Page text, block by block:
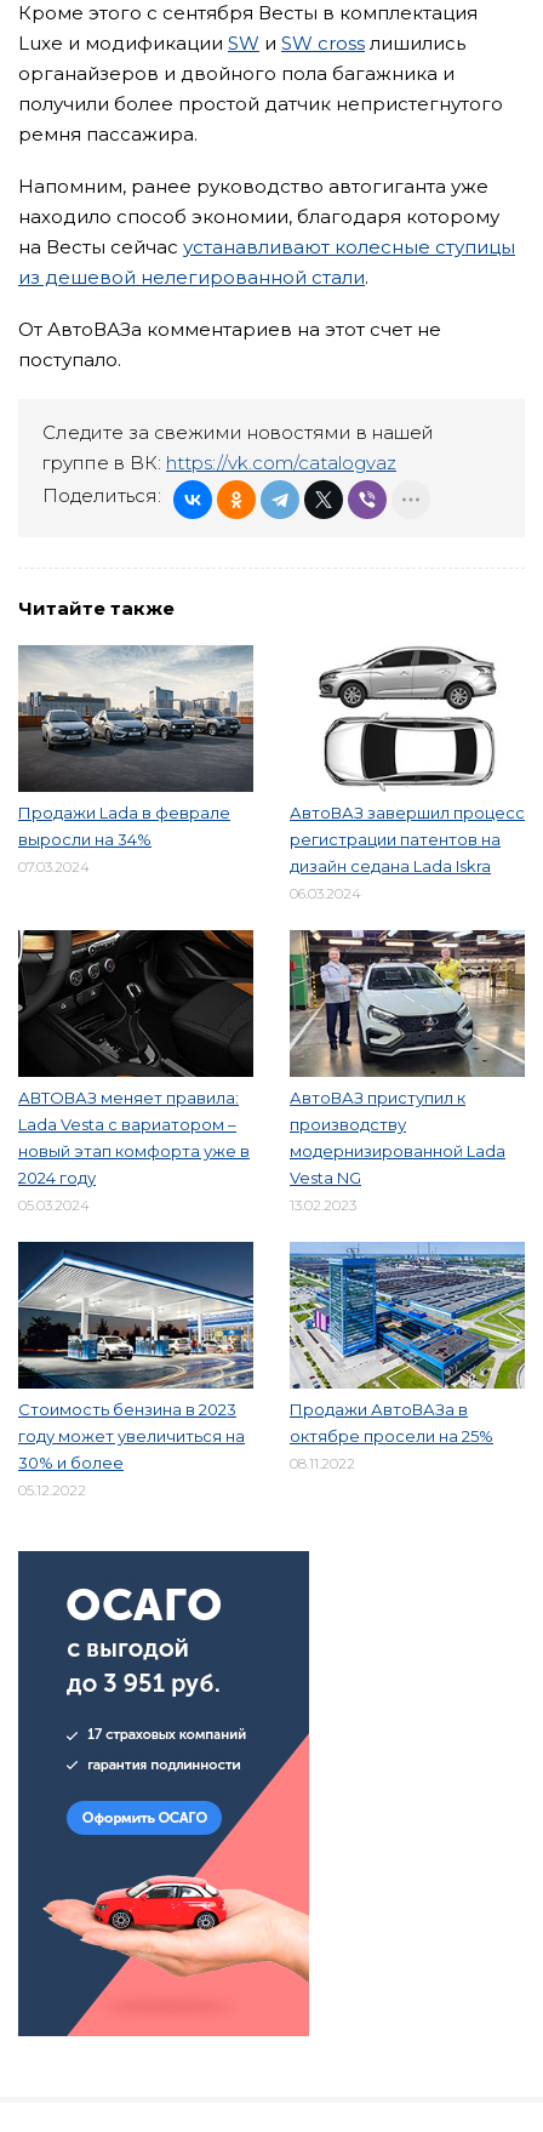
Кроме этого с сентября Весты в комплектация
Luxe и модификации SW и SW cross лишились
органайзеров и двойного пола багажника и
получили более простой датчик непристегнутого
ремня пассажира.
Напомним, ранее руководство автогиганта уже
находило способ экономии, благодаря которому
на Весты сейчас устанавливают колесные ступицы
из дешевой нелегированной стали.
От АвтоВАЗа комментариев на этот счет не
поступало.
Следите за свежими новостями в нашей
группе в ВК: https://vk.com/catalogvaz
Поделиться:
Читайте также
Продажи Lada в феврале
выросли на 34%
07.03.2024
АвтоВАЗ завершил процесс
регистрации патентов на
дизайн седана Lada Iskra
06.03.2024
АВТОВАЗ меняет правила:
Lada Vesta с вариатором –
новый этап комфорта уже в
2024 году
05.03.2024
АвтоВАЗ приступил к
производству
модернизированной Lada
Vesta NG
13.02.2023
Стоимость бензина в 2023
году может увеличиться на
30% и более
05.12.2022
Продажи АвтоВАЗа в
октябре просели на 25%
08.11.2022